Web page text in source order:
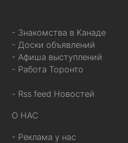
- Знакомства в Канаде
- Доски объявлений
- Афиша выступлений
- Работа Торонто
- Rss feed Новостей
О НАС
- Реклама у нас